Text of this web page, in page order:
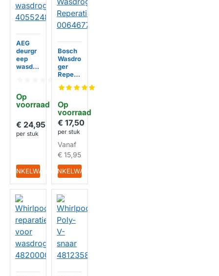
Op
voorraad
AEG
deurgr
eep
wasdro
€ 24,95
per stuk
IN WINKELWAGEN
Op
voorraad
Bosch
Wasdro
ger
Repera
00646
€ 17,50
per stuk
Vanaf
€ 15,95
IN WINKELWAGEN